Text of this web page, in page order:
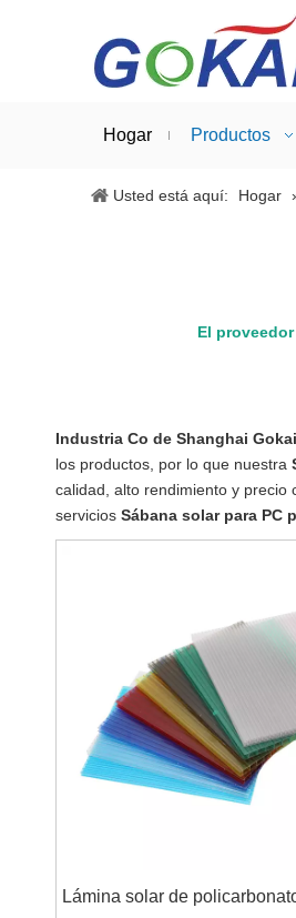
Hogar Productos
Usted está aquí: Hogar
El
Industria Co de Shanghai
los productos, por lo que nuestra
calidad, alto rendimiento y precio
servicios Sábana solar para PC
Lámina solar de